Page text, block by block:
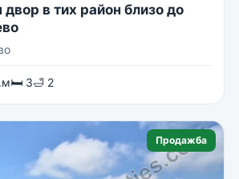
в тих район близо до
🛏 3🛁 2
Продажба